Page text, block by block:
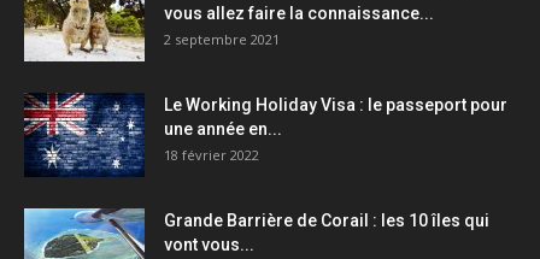
vous allez faire la connaissance...
2 septembre 2021
Le Working Holiday Visa : le passeport pour
une année en...
18 février 2022
Grande Barrière de Corail : les 10 îles qui
vont vous...